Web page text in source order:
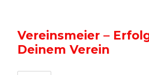
Vereinsmeier –
Deinem Verein